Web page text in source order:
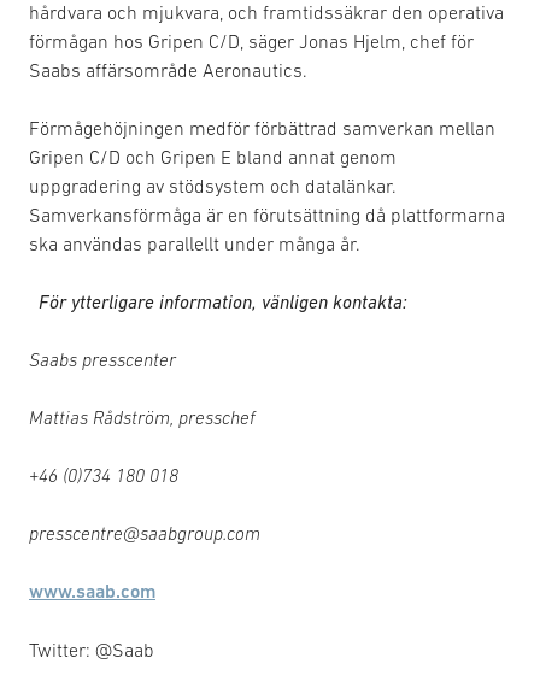
hårdvara och mjukvara, och framtidssäkrar den operativa
förmågan hos Gripen C/D, säger Jonas Hjelm, chef för
Saabs affärsområde Aeronautics.
Förmågehöjningen medför förbättrad samverkan mellan
Gripen C/D och Gripen E bland annat genom
uppgradering av stödsystem och datalänkar.
Samverkansförmåga är en förutsättning då plattformarna
ska användas parallellt under många år.
För ytterligare information, vänligen kontakta:
Saabs presscenter
Mattias Rådström, presschef
+46 (0)734 180 018
presscentre@saabgroup.com
www.saab.com
Twitter: @Saab